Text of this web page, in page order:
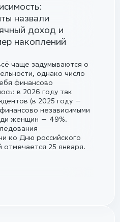
назвали
доход и
накоплений
чаще задумываются о
однако число
финансово
в 2026 году так
(в 2025 году —
независимыми
женщин — 49%.
ко Дню российского
отмечается 25 января.